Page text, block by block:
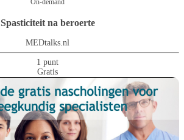
On-demand
Spasticiteit na beroerte
MEDtalks.nl
1 punt
Gratis